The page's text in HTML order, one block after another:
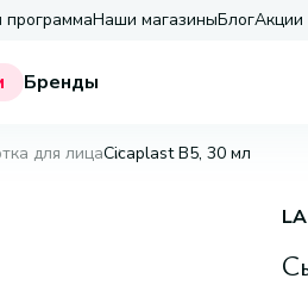
программаНаши магазиныБлогАкции
Бренды
для лицаCicaplast B5, 30 мл